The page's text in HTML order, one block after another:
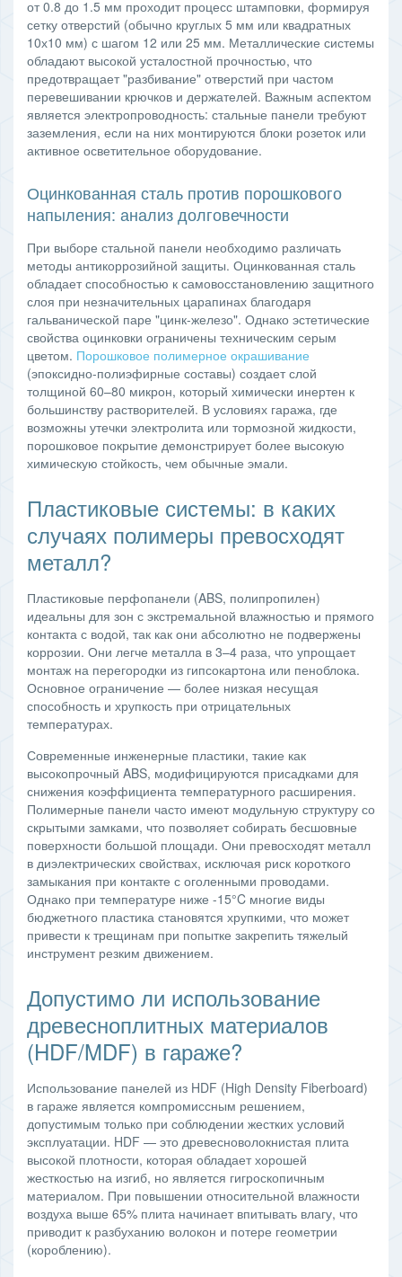
от 0.8 до 1.5 мм проходит процесс штамповки, формируя
сетку отверстий (обычно круглых 5 мм или квадратных
10х10 мм) с шагом 12 или 25 мм. Металлические системы
обладают высокой усталостной прочностью, что
предотвращает "разбивание" отверстий при частом
перевешивании крючков и держателей. Важным аспектом
является электропроводность: стальные панели требуют
заземления, если на них монтируются блоки розеток или
активное осветительное оборудование.
Оцинкованная сталь против порошкового
напыления: анализ долговечности
При выборе стальной панели необходимо различать
методы антикоррозийной защиты. Оцинкованная сталь
обладает способностью к самовосстановлению защитного
слоя при незначительных царапинах благодаря
гальванической паре "цинк-железо". Однако эстетические
свойства оцинковки ограничены техническим серым
цветом. Порошковое полимерное окрашивание
(эпоксидно-полиэфирные составы) создает слой
толщиной 60–80 микрон, который химически инертен к
большинству растворителей. В условиях гаража, где
возможны утечки электролита или тормозной жидкости,
порошковое покрытие демонстрирует более высокую
химическую стойкость, чем обычные эмали.
Пластиковые системы: в каких
случаях полимеры превосходят
металл?
Пластиковые перфопанели (ABS, полипропилен)
идеальны для зон с экстремальной влажностью и прямого
контакта с водой, так как они абсолютно не подвержены
коррозии. Они легче металла в 3–4 раза, что упрощает
монтаж на перегородки из гипсокартона или пеноблока.
Основное ограничение — более низкая несущая
способность и хрупкость при отрицательных
температурах.
Современные инженерные пластики, такие как
высокопрочный ABS, модифицируются присадками для
снижения коэффициента температурного расширения.
Полимерные панели часто имеют модульную структуру со
скрытыми замками, что позволяет собирать бесшовные
поверхности большой площади. Они превосходят металл
в диэлектрических свойствах, исключая риск короткого
замыкания при контакте с оголенными проводами.
Однако при температуре ниже -15°C многие виды
бюджетного пластика становятся хрупкими, что может
привести к трещинам при попытке закрепить тяжелый
инструмент резким движением.
Допустимо ли использование
древесноплитных материалов
(HDF/MDF) в гараже?
Использование панелей из HDF (High Density Fiberboard)
в гараже является компромиссным решением,
допустимым только при соблюдении жестких условий
эксплуатации. HDF — это древесноволокнистая плита
высокой плотности, которая обладает хорошей
жесткостью на изгиб, но является гигроскопичным
материалом. При повышении относительной влажности
воздуха выше 65% плита начинает впитывать влагу, что
приводит к разбуханию волокон и потере геометрии
(короблению).